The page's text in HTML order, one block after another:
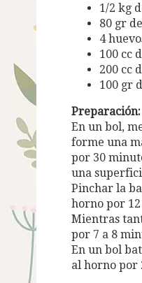
1/2 kg
80 gr
4
100 cc
200 cc
100 gr
Preparación:
En un bol,
forme una
por 30
una
Pinchar la
horno por
Mientras
por 7 a 8
En un bol
al horno por